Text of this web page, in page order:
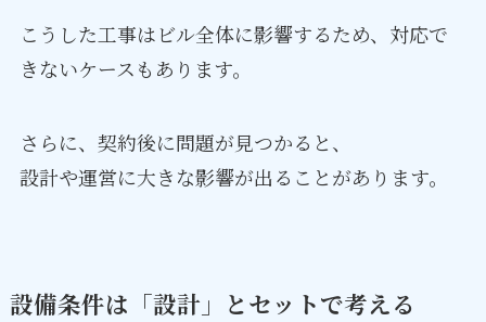
こうした工事はビル全体に影響するため、対応で
きないケースもあります。
さらに、契約後に問題が見つかると、
設計や運営に大きな影響が出ることがあります。
設備条件は「設計」とセットで考える